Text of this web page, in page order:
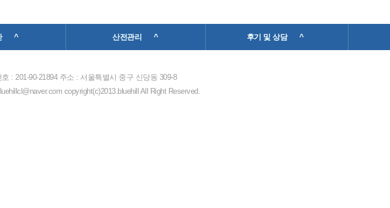
^ 산전관리 ^ 후기 및 상담 ^
: 201-90-21894 주소 : 서울특별시 중구 신당동 309-8
copyright(c)2013.bluehill All Right Reserved.